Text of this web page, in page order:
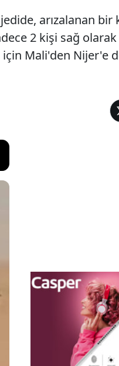
arızalanan bir
2 kişi sağ
için Mali'den Nijer'e